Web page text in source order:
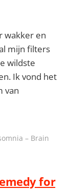
wakker en
mijn filters
wildste
Ik vond het
van
– Brain
for